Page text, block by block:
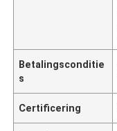
Betalingsconditie
s
Certificering